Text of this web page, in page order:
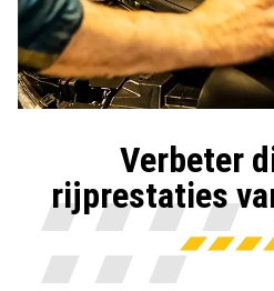
Verbeter
rijprestaties